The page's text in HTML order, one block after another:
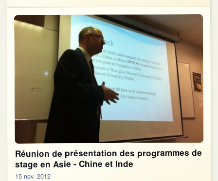
Réunion de présentation des programmes de
stage en Asie - Chine et Inde
15 nov. 2012